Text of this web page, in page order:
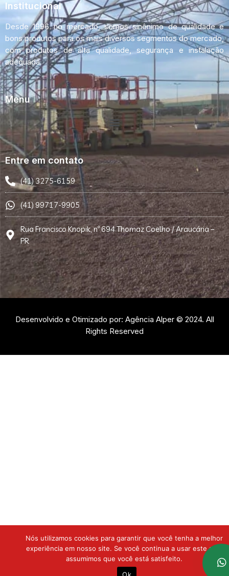
Institucional
Desde 1996 no mercado, somos sinônimo de qualidade e
bons produtos para os mais diversos segmentos do mercado,
com produtos de alta qualidade, segurança e instalação
adequada.
Menu
Entre em contato
(41) 3275-6159
(41) 99717-9905
Rua Francisco Knopik, nº 694 Thomaz Coelho / Araucária –
PR
Desenvolvido e Otimizado por: Agência Alper © 2024. All
Rights Reserved
Nós utilizamos cookies para garantir que você tenha a melhor
experiência em nosso site. Se você continua a usar este site,
assumimos que você está satisfeito.
Ok